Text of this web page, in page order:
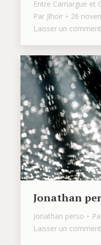
Entre Camargue et
Par Jlhoir
26
Laisser un
Jonathan
Jonathan perso
Laisser un